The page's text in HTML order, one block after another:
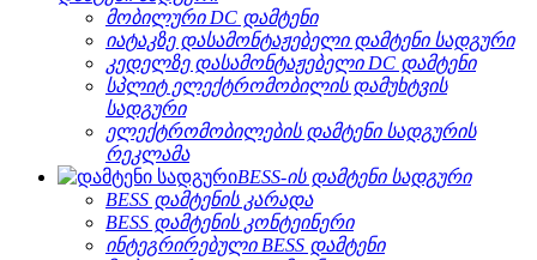
მობილური DC დამტენი
იატაკზე დასამონტაჟებელი დამტენი სადგური
კედელზე დასამონტაჟებელი DC დამტენი
სპლიტ ელექტრომობილის დამუხტვის
სადგური
ელექტრომობილების დამტენი სადგურის
რეკლამა
BESS-ის დამტენი სადგური
BESS დამტენის კარადა
BESS დამტენის კონტეინერი
ინტეგრირებული BESS დამტენი